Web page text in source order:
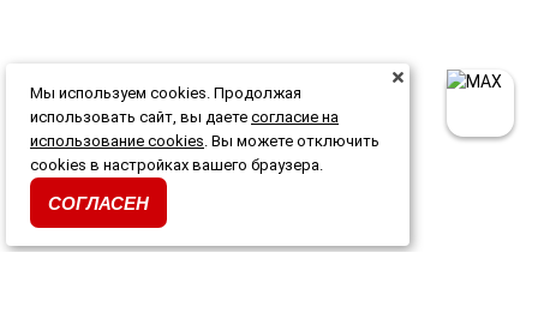
Мы используем cookies. Продолжая
использовать сайт, вы даете согласие на
использование cookies. Вы можете отключить
cookies в настройках вашего браузера.
СОГЛАСЕН